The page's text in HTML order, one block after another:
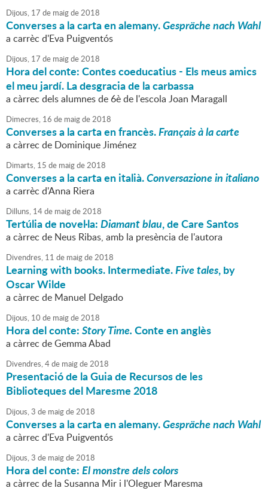
Dijous, 17 de maigde2018
Converses a la carta en alemany.Gespräche nach Wahl
a carrèc d'Eva Puigventós
Dijous, 17 de maigde2018
Hora del conte: Contes coeducatius - Els meus amics
el meu jardí. La desgracia de la carbassa
a càrrec dels alumnes de 6è de l'escola Joan Maragall
Dimecres, 16 de maigde2018
Converses a la carta en francès.Français à la carte
a càrrec de Dominique Jiménez
Dimarts, 15 de maigde2018
Converses a la carta en italià.Conversazione in italiano
a carrèc d'Anna Riera
Dilluns, 14de maigde2018
Tertúlia de novel·la:Diamant blau, de Care Santos
a càrrec de Neus Ribas, amb la presència de l'autora
Divendres, 11 de maigde2018
Learning with books. Intermediate.Five tales, by
Oscar Wilde
a càrrec de Manuel Delgado
Dijous, 10 de maigde2018
Hora del conte:Story Time.Conte en anglès
a càrrec de Gemma Abad
Divendres,4de maigde2018
Presentació de la Guia de Recursos de les
Biblioteques del Maresme 2018
Dijous,3 de maigde2018
Converses a la carta en alemany.Gespräche nach Wahl
a càrrec d'Eva Puigventós
Dijous,3 de maigde2018
Hora del conte:El monstre dels colors
a càrrec de la Susanna Mir i l'Oleguer Maresma